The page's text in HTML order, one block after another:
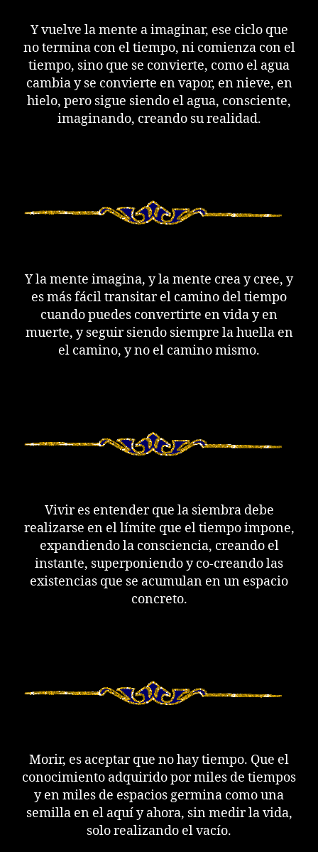
Y vuelve la mente a imaginar, ese ciclo que
no termina con el tiempo, ni comienza con el
tiempo, sino que se convierte, como el agua
cambia y se convierte en vapor, en nieve, en
hielo, pero sigue siendo el agua, consciente,
imaginando, creando su realidad.
Y la mente imagina, y la mente crea y cree, y
es más fácil transitar el camino del tiempo
cuando puedes convertirte en vida y en
muerte, y seguir siendo siempre la huella en
el camino, y no el camino mismo.
Vivir es entender que la siembra debe
realizarse en el límite que el tiempo impone,
expandiendo la consciencia, creando el
instante, superponiendo y co-creando las
existencias que se acumulan en un espacio
concreto.
Morir, es aceptar que no hay tiempo. Que el
conocimiento adquirido por miles de tiempos
y en miles de espacios germina como una
semilla en el aquí y ahora, sin medir la vida,
solo realizando el vacío.